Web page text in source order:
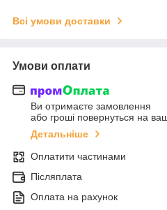
Всі умови доставки
Умови оплати
Ви отримаєте замовлення
або гроші повернуться на
Детальніше
Оплатити частинами
Післяплата
Оплата на рахунок